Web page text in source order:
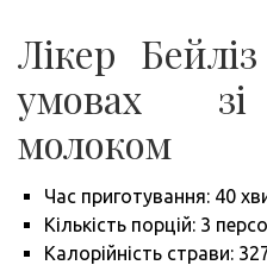
Лікер
умовах
молоком
Час приготування: 40
Кількість порцій: 3
Калорійність страви: